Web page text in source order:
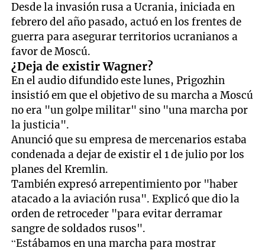
Desde la invasión rusa a Ucrania, iniciada en
febrero del año pasado, actuó en los frentes de
guerra para asegurar territorios ucranianos a
favor de Moscú.
¿Deja de existir Wagner?
En el audio difundido este lunes, Prigozhin
insistió em que el objetivo de su marcha a Moscú
no era "un golpe militar" sino "una marcha por
la justicia".
Anunció que su empresa de mercenarios estaba
condenada a dejar de existir el 1 de julio por los
planes del Kremlin.
También expresó arrepentimiento por "haber
atacado a la aviación rusa". Explicó que dio la
orden de retroceder "para evitar derramar
sangre de soldados rusos".
“Estábamos en una marcha para mostrar